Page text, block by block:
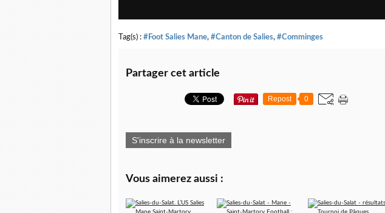
Tag(s) : #Foot Salies Mane, #Canton de Salies, #Comminges
Partager cet article
Repost 0
S'inscrire à la newsletter
Vous aimerez aussi :